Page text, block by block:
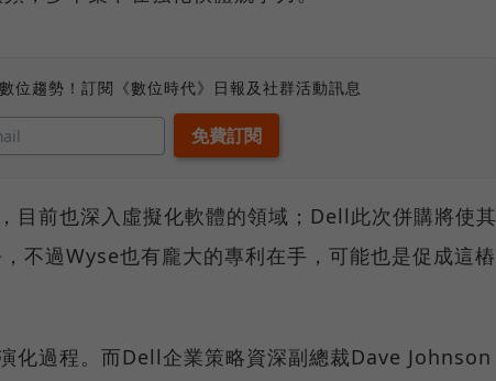
位趨勢！訂閱《數位時代》日報及社群活動訊息
目前也深入虛擬化軟體的領域；Dell此次併購將使其
不過Wyse也有龐大的專利在手，可能也是促成這樁
化過程。而Dell企業策略資深副總裁Dave Johnson